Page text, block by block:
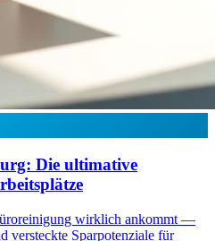
Die ultimative
wirklich ankommt —
versteckte Sparpotenziale für